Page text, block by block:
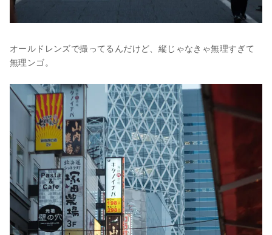
オールドレンズで撮ってるんだけど、縦じゃなきゃ無理すぎて
無理ンゴ。